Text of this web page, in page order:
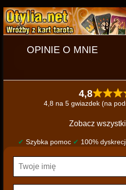
OPINIE O MNIE
4,8
4,8 na 5 gwiazdek (na
Zobacz
✔ Szybka pomoc ✔ 100%